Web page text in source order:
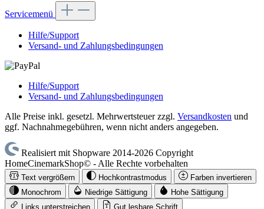
Servicemenü
Hilfe/Support
Versand- und Zahlungsbedingungen
Hilfe/Support
Versand- und Zahlungsbedingungen
Alle Preise inkl. gesetzl. Mehrwertsteuer zzgl. Versandkosten und
ggf. Nachnahmegebühren, wenn nicht anders angegeben.
Realisiert mit Shopware 2014-2026 Copyright
HomeCinemarkShop© - Alle Rechte vorbehalten
Text vergrößern Hochkontrastmodus
Farben invertieren
Monochrom
Niedrige Sättigung
Hohe Sättigung
Links unterstreichen
Gut lesbare Schrift